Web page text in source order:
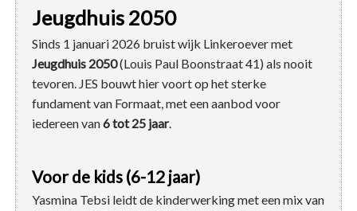
Jeugdhuis 2050
Sinds 1 januari 2026 bruist wijk Linkeroever met
Jeugdhuis 2050(Louis Paul Boonstraat 41) als nooit
tevoren. JES bouwt hier voort op het sterke
fundament van Formaat, met een aanbod voor
iedereen van6 tot 25 jaar.
Voor de kids (6-12 jaar)
Yasmina Tebsi leidt de kinderwerking met een mix van